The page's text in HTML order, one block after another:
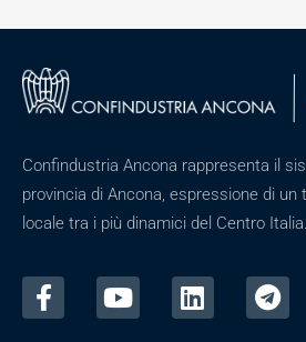
Confindustria Ancona rappresenta il
provincia di Ancona, espressione di
locale tra i più dinamici del Centro Italia.